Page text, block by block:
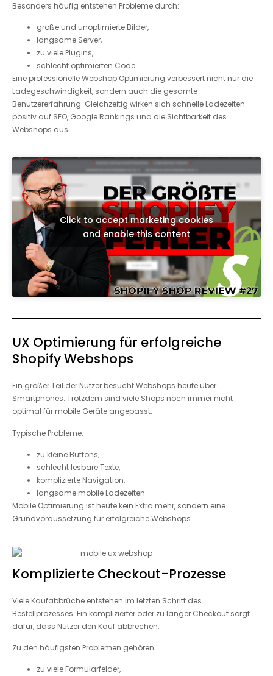
Besonders häufig entstehen Probleme durch:
große und unoptimierte Bilder,
langsame Server,
zu viele Plugins,
schlecht optimierten Code.
Eine professionelle Webshop Optimierung verbessert nicht nur die
Ladegeschwindigkeit, sondern auch die gesamte
Benutzererfahrung. Gleichzeitig wirken sich schnelle Ladezeiten
positiv auf SEO, Google Rankings und die Sichtbarkeit des
Webshops aus.
Click to accept marketing cookies
and enable this content
UX Optimierung für erfolgreiche
Shopify Webshops
Ein großer Teil der Nutzer besucht Webshops heute über
Smartphones. Trotzdem sind viele Shops noch immer nicht
optimal für mobile Geräte angepasst.
Typische Probleme:
zu kleine Buttons,
schlecht lesbare Texte,
komplizierte Navigation,
langsame mobile Ladezeiten.
Mobile Optimierung ist heute kein Extra mehr, sondern eine
Grundvoraussetzung für erfolgreiche Webshops.
Komplizierte Checkout-Prozesse
Viele Kaufabbrüche entstehen im letzten Schritt des
Bestellprozesses. Ein komplizierter oder zu langer Checkout sorgt
dafür, dass Nutzer den Kauf abbrechen.
Zu den häufigsten Problemen gehören:
zu viele Formularfelder,